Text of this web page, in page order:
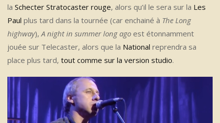
la Schecter Stratocaster rouge, alors qu’il le sera sur la Les
Paul plus tard dans la tournée (car enchainé à The Long
highway), A night in summer long ago est étonnamment
jouée sur Telecaster, alors que la National reprendra sa
place plus tard, tout comme sur la version studio.